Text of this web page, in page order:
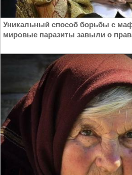
Уникальный способ борьбы с
мировые паразиты завыли о